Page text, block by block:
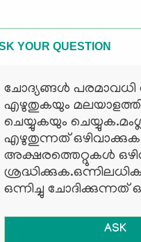
YOUR QUESTION
ചോദ്യങ്ങള്‍ പരമാവധി
എഴുതുകയും
ചെയ്യുകയും
എഴുതുന്നത് ഒഴിവാക്കുക
അക്ഷരത്തെറ്റുകള്‍
ഒന്നിച്ചു ചോദിക്കുന്നത്
ASK